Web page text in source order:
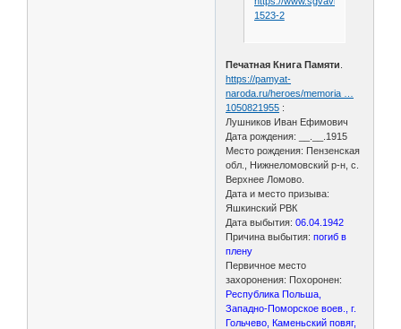
1523-2
Печатная Книга Памяти
https://pamyat-
naroda.ru/heroes/memoria …
1050821955 :
Лушников Иван Ефимович
Дата рождения: __.__.1915
Место рождения: Пензенская
обл., Нижнеломовский р-н, с.
Верхнее Ломово.
Дата и место призыва:
Яшкинский РВК
Дата выбытия:06.04.1942
Причина выбытия:погиб в
плену
Первичное место
захоронения: Похоронен:
Республика Польша,
Западно-Поморское воев., г.
Гольчево, Каменьский повяг,